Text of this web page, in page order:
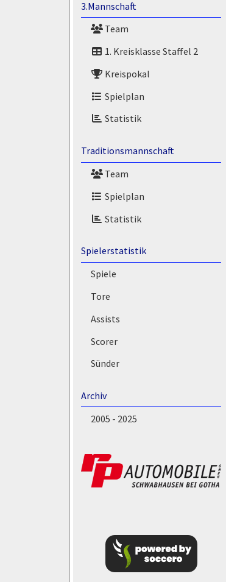
3.Mannschaft
Team
1. Kreisklasse Staffel 2
Kreispokal
Spielplan
Statistik
Traditionsmannschaft
Team
Spielplan
Statistik
Spielerstatistik
Spiele
Tore
Assists
Scorer
Sünder
Archiv
2005 - 2025